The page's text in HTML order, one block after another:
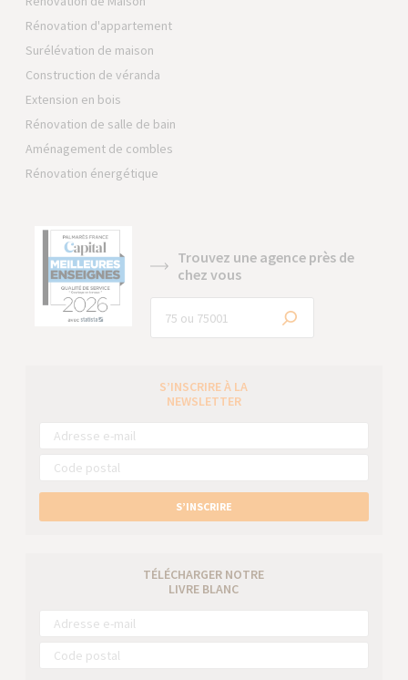
Rénovation d'appartement
Surélévation de maison
Construction de véranda
Extension en bois
Rénovation de salle de bain
Aménagement de combles
Rénovation énergétique
Trouvez une agence près de
chez vous
S’INSCRIRE À LA
NEWSLETTER
S’INSCRIRE
TÉLÉCHARGER NOTRE
LIVRE BLANC